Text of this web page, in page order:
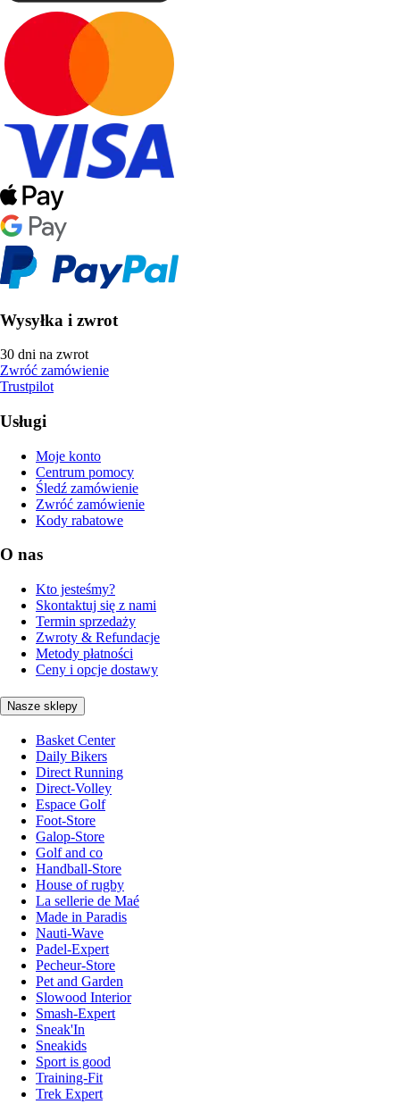
Wysyłka i zwrot
30 dni na zwrot
Zwróć zamówienie
Trustpilot
Usługi
Moje konto
Centrum pomocy
Śledź zamówienie
Zwróć zamówienie
Kody rabatowe
O nas
Kto jesteśmy?
Skontaktuj się z nami
Termin sprzedaży
Zwroty & Refundacje
Metody płatności
Ceny i opcje dostawy
Nasze sklepy
Basket Center
Daily Bikers
Direct Running
Direct-Volley
Espace Golf
Foot-Store
Galop-Store
Golf and co
Handball-Store
House of rugby
La sellerie de Maé
Made in Paradis
Nauti-Wave
Padel-Expert
Pecheur-Store
Pet and Garden
Slowood Interior
Smash-Expert
Sneak'In
Sneakids
Sport is good
Training-Fit
Trek Expert